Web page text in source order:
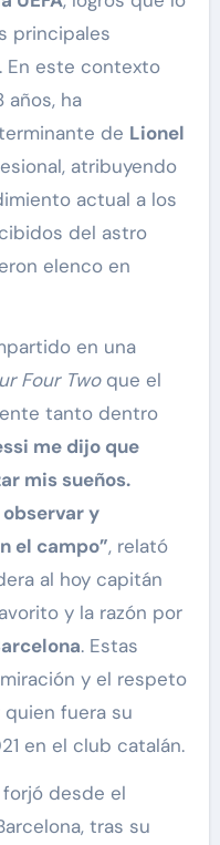
principales
En este contexto
años, ha
de Lionel
atribuyendo
actual a los
del astro
elenco en
en una
Four Twoque el
tanto dentro
me dijo que
mis sueños.
observar y
el campo”, relató
al hoy capitán
y la razón por
. Estas
y el respeto
fuera su
en el club catalán.
desde el
tras su